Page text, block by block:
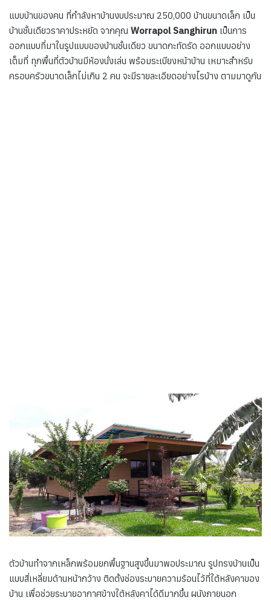
แบบบ้านของคน ที่กำลังหาบ้านงบประมาณ 250,000 บ้านขนาดเล็ก เป็น
บ้านชั้นเดียวราคาประหยัด จากคุณ Worrapol Sanghirun เป็นการ
ออกแบบที่มาในรูปแบบของบ้านชั้นเดียว ขนาดกะทัดรัด ออกแบบอย่าง
เต็มที่ ทุกพื้นที่ตัวบ้านมีห้องนั่งเล่น พร้อมระเบียงหน้าบ้าน เหมาะสำหรับ
ครอบครัวขนาดเล็กไม่เกิน 2 คน จะมีรายละเอียดอย่างไรบ้าง ตามมาดูกัน
ตัวบ้านทำจากเหล็กพร้อมยกพื้นฐานสูงขึ้นมาพอประมาณ รูปทรงบ้านเป็น
แบบสี่เหลี่ยมด้านหน้ากว้าง ติดตั้งช่องระบายความร้อนไว้ที่ใต้หลังคาของ
บ้าน เพื่อช่วยระบายอากาศข้างใต้หลังคาได้ดีมากขึ้น ผนังภายนอก